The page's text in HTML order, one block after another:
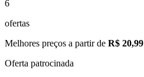
6
ofertas
Melhores preços a partir de R$ 20,99
Oferta patrocinada